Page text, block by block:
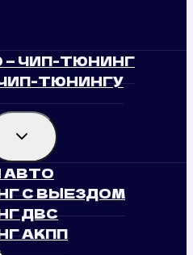
— ЧИП-ТЮНИНГ
ТЮНИНГУ
TOGGLE
CHILD
MENU
АВТО
С ВЫЕЗДОМ
ДВС
АКПП